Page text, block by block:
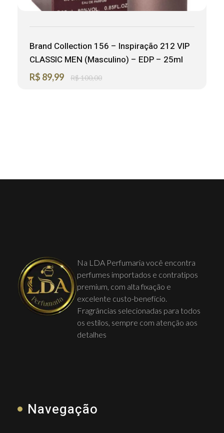
Brand Collection 156 – Inspiração 212 VIP
CLASSIC MEN (Masculino) – EDP – 25ml
R$ 89,99 R$100,00
Na LDA Perfumaria você encontra
perfumes importados e contratipos
premium, com alta fixação e
excelente custo-benefício.
Fragrâncias selecionadas para todos
os estilos, sempre com atenção aos
detalhes
Navegação